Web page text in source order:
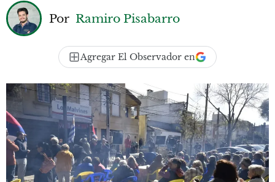
Por Ramiro Pisabarro
Agregar El Observador en